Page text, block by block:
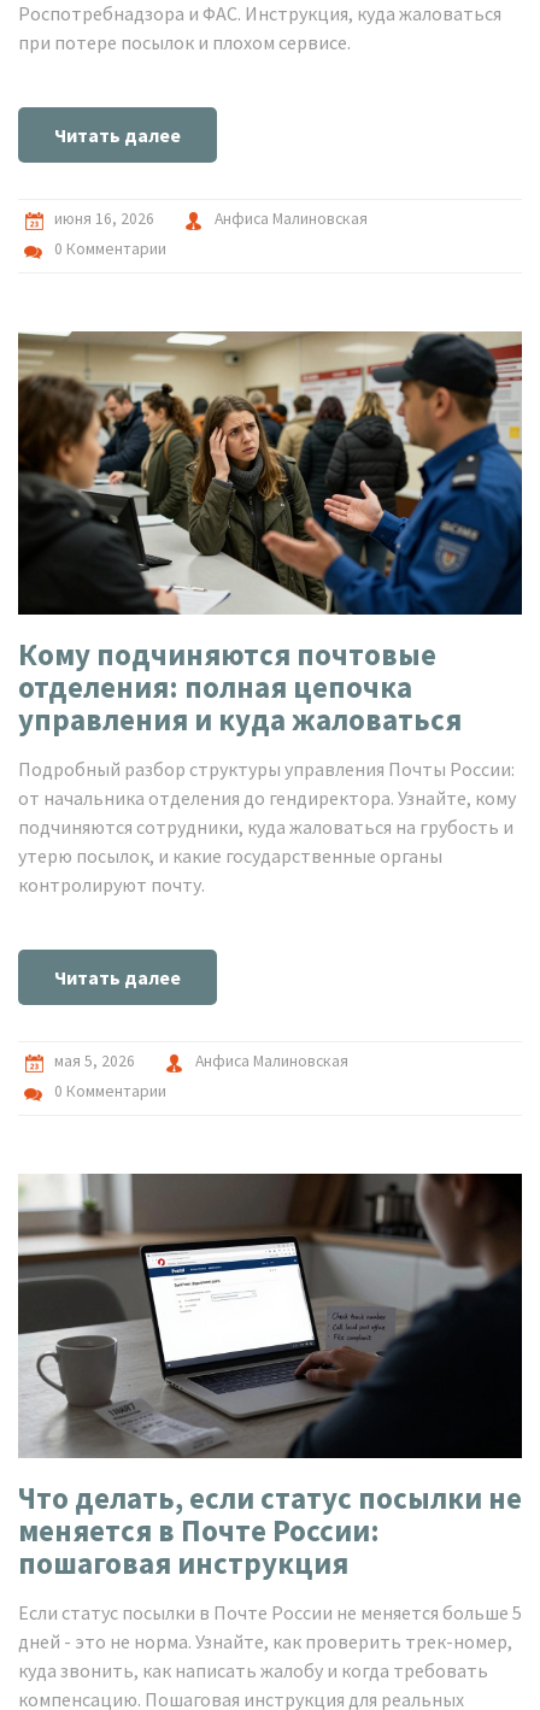
Роспотребнадзора и ФАС. Инструкция, куда жаловаться
при потере посылок и плохом сервисе.
Читать далее
июня 16, 2026
Анфиса Малиновская
0 Комментарии
Кому подчиняются почтовые
отделения: полная цепочка
управления и куда жаловаться
Подробный разбор структуры управления Почты России:
от начальника отделения до гендиректора. Узнайте, кому
подчиняются сотрудники, куда жаловаться на грубость и
утерю посылок, и какие государственные органы
контролируют почту.
Читать далее
мая 5, 2026
Анфиса Малиновская
0 Комментарии
Что делать, если статус посылки не
меняется в Почте России:
пошаговая инструкция
Если статус посылки в Почте России не меняется больше 5
дней - это не норма. Узнайте, как проверить трек-номер,
куда звонить, как написать жалобу и когда требовать
компенсацию. Пошаговая инструкция для реальных